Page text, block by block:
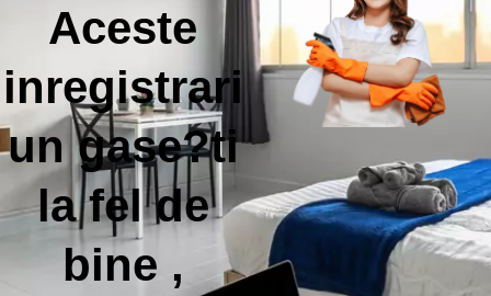
Aceste
inregistrari
un gase?ti
la fel de
bine ,